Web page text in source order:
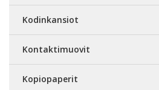
Kodinkansiot
Kontaktimuovit
Kopiopaperit